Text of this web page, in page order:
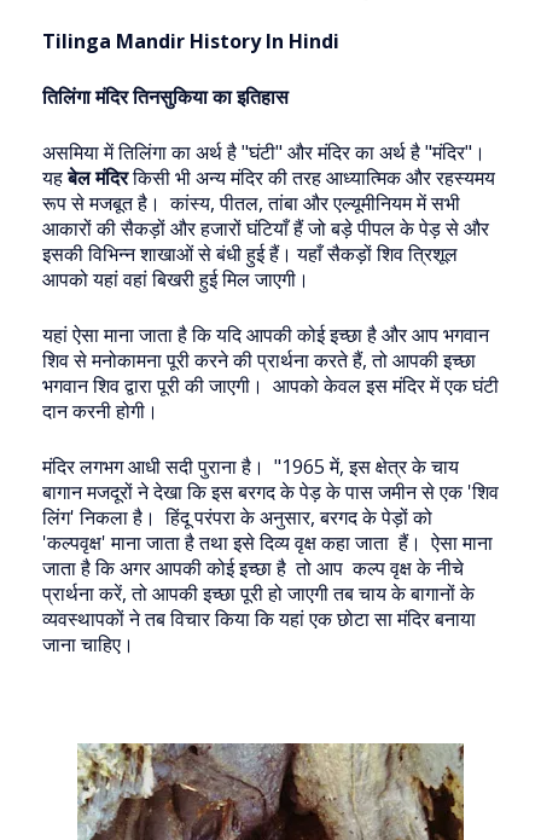
Tilinga Mandir History In Hindi
तिलिंगा मंदिर तिनसुकिया का इतिहास
असमिया में तिलिंगा का अर्थ है "घंटी" और मंदिर का अर्थ है "मंदिर"।
यहबेल मंदिरकिसी भी अन्य मंदिर की तरह आध्यात्मिक और रहस्यमय
रूप से मजबूत है। कांस्य, पीतल, तांबा और एल्यूमीनियम में सभी
आकारों की सैकड़ों और हजारों घंटियाँ हैं जो बड़े पीपल के पेड़ से और
इसकी विभिन्न शाखाओं से बंधी हुई हैं। यहाँ सैकड़ों शिव त्रिशूल
आपको यहां वहां बिखरी हुई मिल जाएगी।
यहां ऐसा माना जाता है कि यदि आपकी कोई इच्छा है और आप भगवान
शिव से मनोकामना पूरी करने की प्रार्थना करते हैं, तो आपकी इच्छा
भगवान शिव द्वारा पूरी की जाएगी। आपको केवल इस मंदिर में एक घंटी
दान करनी होगी।
मंदिर लगभग आधी सदी पुराना है। "1965 में, इस क्षेत्र के चाय
बागान मजदूरों ने देखा कि इस बरगद के पेड़ के पास जमीन से एक 'शिव
लिंग' निकला है। हिंदू परंपरा के अनुसार, बरगद के पेड़ों को
'कल्पवृक्ष' माना जाता है तथा इसे दिव्य वृक्ष कहा जाता हैं। ऐसा माना
जाता है कि अगर आपकी कोई इच्छा है तो आप कल्प वृक्ष के नीचे
प्रार्थना करें, तो आपकी इच्छा पूरी हो जाएगी तब चाय के बागानों के
व्यवस्थापकों ने तब विचार किया कि यहां एक छोटा सा मंदिर बनाया
जाना चाहिए।